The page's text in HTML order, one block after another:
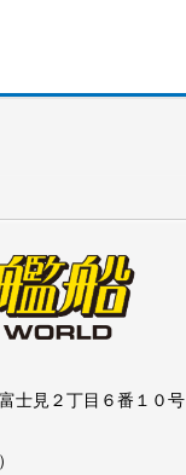
士見２丁目６番１０号